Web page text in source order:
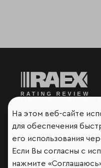
Аналитика
Контактная
На этом веб-сайте
для обеспечения
его использования
Если Вы согласны с
нажмите